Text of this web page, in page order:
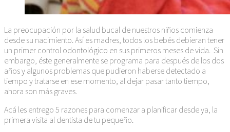
La preocupación por la salud bucal de nuestros niños comienza
desde su nacimiento. Así es madres, todos los bebés debieran tener
un primer control odontológico en sus primeros meses de vida. Sin
embargo, éste generalmente se programa para después de los dos
años y algunos problemas que pudieron haberse detectado a
tiempo y tratarse en ese momento, al dejar pasar tanto tiempo,
ahora son más graves.
Acá les entrego 5 razones para comenzar a planificar desde ya, la
primera visita al dentista de tu pequeño.